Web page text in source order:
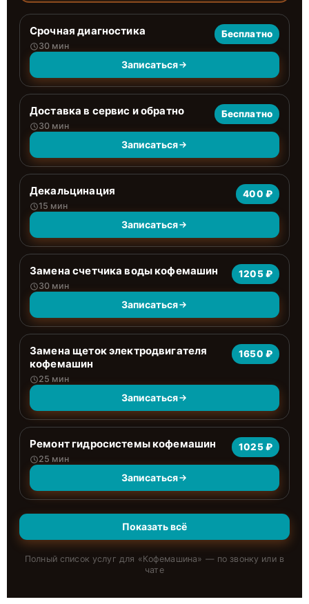
Срочная диагностика
30 мин
Бесплатно
Записаться
Доставка в сервис и обратно
30 мин
Бесплатно
Записаться
Декальцинация
15 мин
400 ₽
Записаться
Замена счетчика воды кофемашин
30 мин
1205 ₽
Записаться
Замена щеток электродвигателя
кофемашин
25 мин
1650 ₽
Записаться
Ремонт гидросистемы кофемашин
25 мин
1025 ₽
Записаться
Показать всё
Полный список услуг для «Кофемашина» — по звонку или в
чате